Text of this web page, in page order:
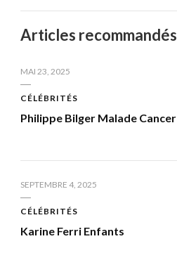
Articles recommandés
MAI 23, 2025
CÉLÉBRITÉS
Philippe Bilger Malade Cancer
SEPTEMBRE 4, 2025
CÉLÉBRITÉS
Karine Ferri Enfants